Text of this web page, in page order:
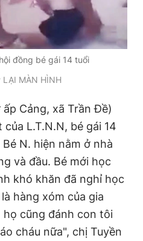
đồng bé gái 14 tuổi
LẠI MÀN HÌNH
ấp Cảng, xã Trần Đề)
L.T.N.N, bé gái 14
N. hiện nằm ở nhà
và đầu. Bé mới học
khó khăn đã nghỉ học
hàng xóm của gia
cũng đánh con tôi
cháu nữa", chị Tuyền